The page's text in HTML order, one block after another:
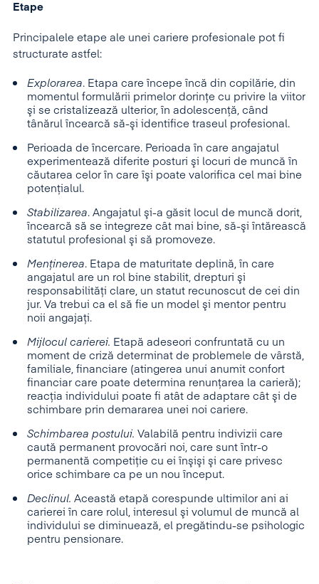
Etape
Principalele etape ale unei cariere profesionale pot fi
structurate astfel:
Explorarea. Etapa care începe încă din copilărie, din
momentul formulării primelor dorinţe cu privire la viitor
şi se cristalizează ulterior, în adolescenţă, când
tânărul încearcă să-şi identifice traseul profesional.
Perioada de încercare. Perioada în care angajatul
experimentează diferite posturi şi locuri de muncă în
căutarea celor în care îşi poate valorifica cel mai bine
potenţialul.
Stabilizarea. Angajatul şi-a găsit locul de muncă dorit,
încearcă să se integreze cât mai bine, să-şi întărească
statutul profesional şi să promoveze.
Menţinerea. Etapa de maturitate deplină, în care
angajatul are un rol bine stabilit, drepturi şi
responsabilităţi clare, un statut recunoscut de cei din
jur. Va trebui ca el să fie un model şi mentor pentru
noii angajaţi.
Mijlocul carierei. Etapă adeseori confruntată cu un
moment de criză determinat de problemele de vârstă,
familiale, financiare (atingerea unui anumit confort
financiar care poate determina renunţarea la carieră);
reacţia individului poate fi atât de adaptare cât şi de
schimbare prin demararea unei noi cariere.
Schimbarea postului. Valabilă pentru indivizii care
caută permanent provocări noi, care sunt într-o
permanentă competiţie cu ei înşişi şi care privesc
orice schimbare ca pe un nou început.
Declinul. Această etapă corespunde ultimilor ani ai
carierei în care rolul, interesul şi volumul de muncă al
individului se diminuează, el pregătindu-se psihologic
pentru pensionare.